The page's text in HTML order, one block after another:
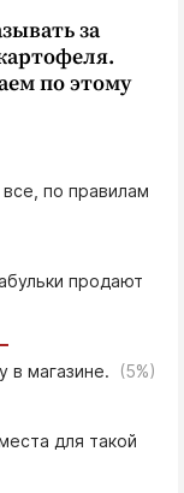
за
по этому
по правилам
продают
в магазине. (5%)
для такой